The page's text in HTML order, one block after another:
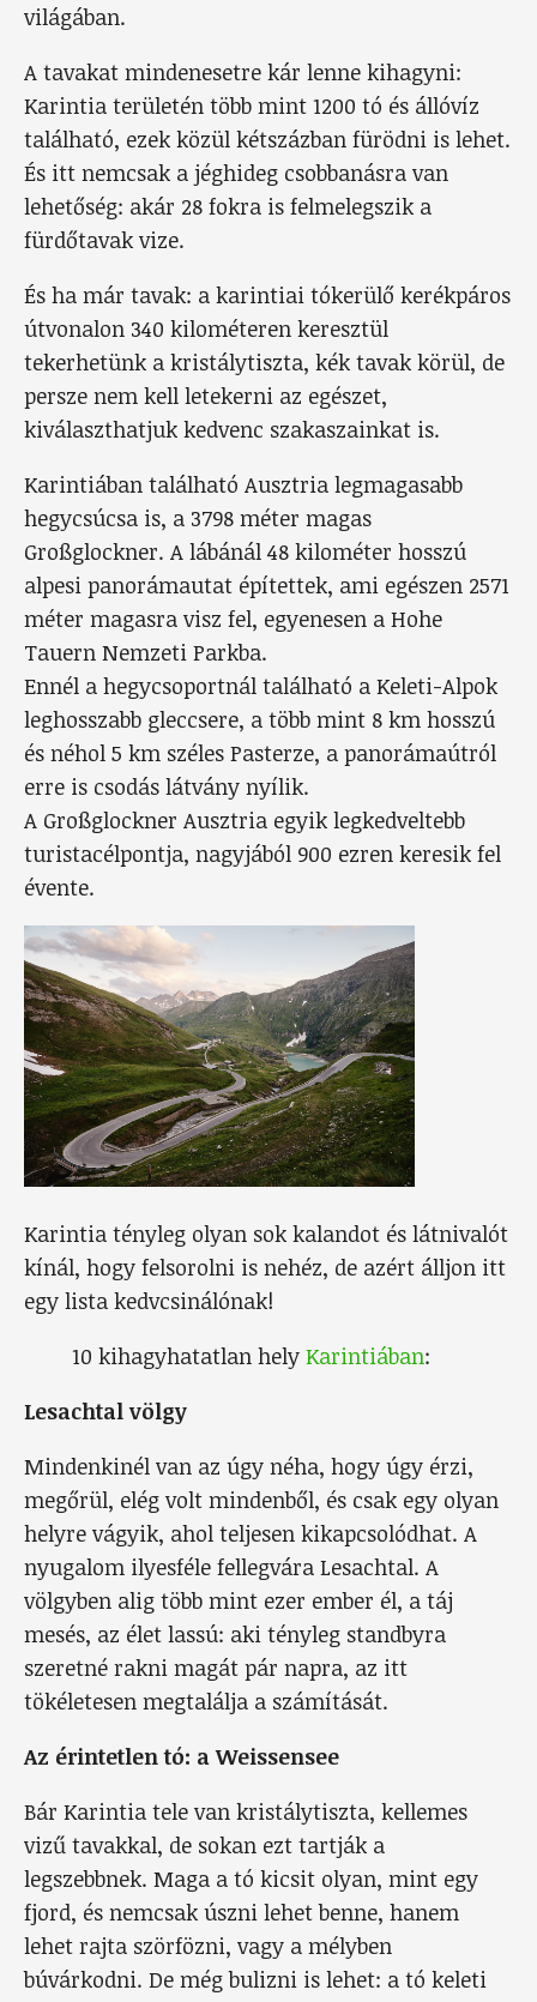
világában.
A tavakat mindenesetre kár lenne kihagyni:
Karintia területén több mint 1200 tó és állóvíz
található, ezek közül kétszázban fürödni is lehet.
És itt nemcsak a jéghideg csobbanásra van
lehetőség: akár 28 fokra is felmelegszik a
fürdőtavak vize.
És ha már tavak: a karintiai tókerülő kerékpáros
útvonalon 340 kilométeren keresztül
tekerhetünk a kristálytiszta, kék tavak körül, de
persze nem kell letekerni az egészet,
kiválaszthatjuk kedvenc szakaszainkat is.
Karintiában található Ausztria legmagasabb
hegycsúcsa is, a 3798 méter magas
Großglockner. A lábánál 48 kilométer hosszú
alpesi panorámautat építettek, ami egészen 2571
méter magasra visz fel, egyenesen a Hohe
Tauern Nemzeti Parkba.
Ennél a hegycsoportnál található a Keleti-Alpok
leghosszabb gleccsere, a több mint 8 km hosszú
és néhol 5 km széles Pasterze, a panorámaútról
erre is csodás látvány nyílik.
A Großglockner Ausztria egyik legkedveltebb
turistacélpontja, nagyjából 900 ezren keresik fel
évente.
Karintia tényleg olyan sok kalandot és látnivalót
kínál, hogy felsorolni is nehéz, de azért álljon itt
egy lista kedvcsinálónak!
10 kihagyhatatlan hely Karintiában:
Lesachtal völgy
Mindenkinél van az úgy néha, hogy úgy érzi,
megőrül, elég volt mindenből, és csak egy olyan
helyre vágyik, ahol teljesen kikapcsolódhat. A
nyugalom ilyesféle fellegvára Lesachtal. A
völgyben alig több mint ezer ember él, a táj
mesés, az élet lassú: aki tényleg standbyra
szeretné rakni magát pár napra, az itt
tökéletesen megtalálja a számítását.
Az érintetlen tó: a Weissensee
Bár Karintia tele van kristálytiszta, kellemes
vizű tavakkal, de sokan ezt tartják a
legszebbnek. Maga a tó kicsit olyan, mint egy
fjord, és nemcsak úszni lehet benne, hanem
lehet rajta szörfözni, vagy a mélyben
búvárkodni. De még bulizni is lehet: a tó keleti